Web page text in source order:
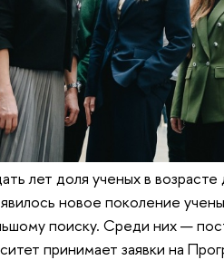
лет доля ученых в
новое поколение
поиску. Среди них —
принимает заявки на